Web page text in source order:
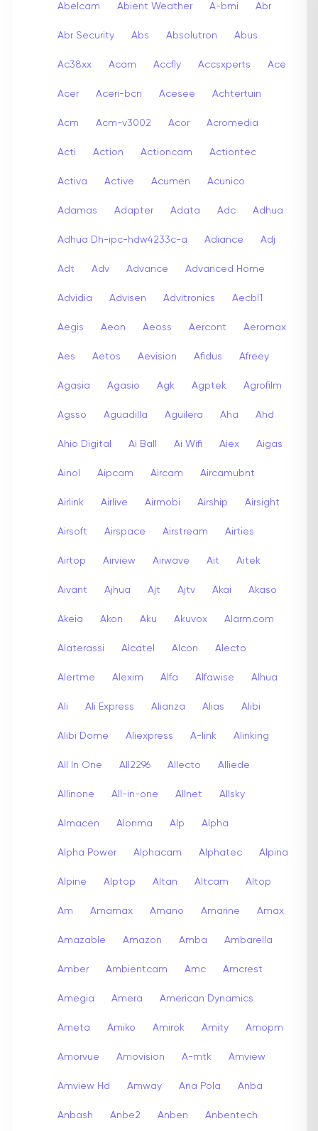
Abelcam Abient Weather A-bmi Abr
Abr Security Abs Absolutron Abus
Ac38xx Acam Accfly Accsxperts Ace
Acer Aceri-bcn Acesee Achtertuin
Acm Acm-v3002 Acor Acromedia
Acti Action Actioncam Actiontec
Activa Active Acumen Acunico
Adamas Adapter Adata Adc Adhua
Adhua Dh-ipc-hdw4233c-a Adiance Adj
Adt Adv Advance Advanced Home
Advidia Advisen Advitronics Aecbl1
Aegis Aeon Aeoss Aercont Aeromax
Aes Aetos Aevision Afidus Afreey
Agasia Agasio Agk Agptek Agrofilm
Agsso Aguadilla Aguilera Aha Ahd
Ahio Digital Ai Ball Ai Wifi Aiex Aigas
Ainol Aipcam Aircam Aircamubnt
Airlink Airlive Airmobi Airship Airsight
Airsoft Airspace Airstream Airties
Airtop Airview Airwave Ait Aitek
Aivant Ajhua Ajt Ajtv Akai Akaso
Akeia Akon Aku Akuvox Alarm.com
Alaterassi Alcatel Alcon Alecto
Alertme Alexim Alfa Alfawise Alhua
Ali Ali Express Alianza Alias Alibi
Alibi Dome Aliexpress A-link Alinking
All In One All2296 Allecto Alliede
Allinone All-in-one Allnet Allsky
Almacen Alonma Alp Alpha
Alpha Power Alphacam Alphatec Alpina
Alpine Alptop Altan Altcam Altop
Am Amamax Amano Amarine Amax
Amazable Amazon Amba Ambarella
Amber Ambientcam Amc Amcrest
Amegia Amera American Dynamics
Ameta Amiko Amirok Amity Amopm
Amorvue Amovision A-mtk Amview
Amview Hd Amway Ana Pola Anba
Anbash Anbe2 Anben Anbentech